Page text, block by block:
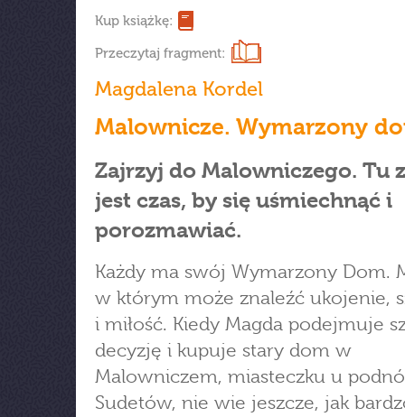
Kup książkę:
Przeczytaj fragment:
Magdalena Kordel
Malownicze. Wymarzony
Zajrzyj do Malowniczego. Tu
jest czas, by się uśmiechnąć i
porozmawiać.
Każdy ma swój Wymarzony Dom.
w którym może znaleźć ukojenie,
i miłość. Kiedy Magda podejmuje
decyzję i kupuje stary dom w
Malowniczem, miasteczku u
Sudetów, nie wie jeszcze, jak